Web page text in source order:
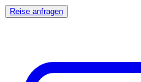
Reise anfragen